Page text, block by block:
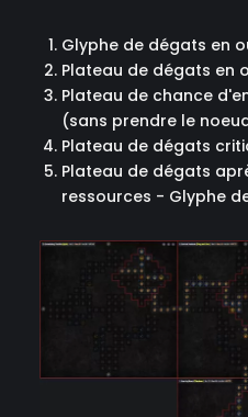
Glyphe de dégats en
Plateau de dégats en
Plateau de chance
(sans prendre le
Plateau de dégats
Plateau de dégats
ressources - Glyphe